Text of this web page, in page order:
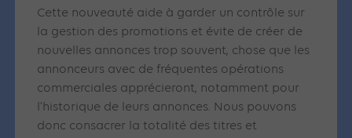
Cette nouveauté aide à garder un contrôle sur
la gestion des promotions et évite de créer de
nouvelles annonces trop souvent, chose que les
annonceurs avec de fréquentes opérations
commerciales apprécieront, notamment pour
l’historique de leurs annonces. Nous pouvons
donc consacrer la totalité des titres et